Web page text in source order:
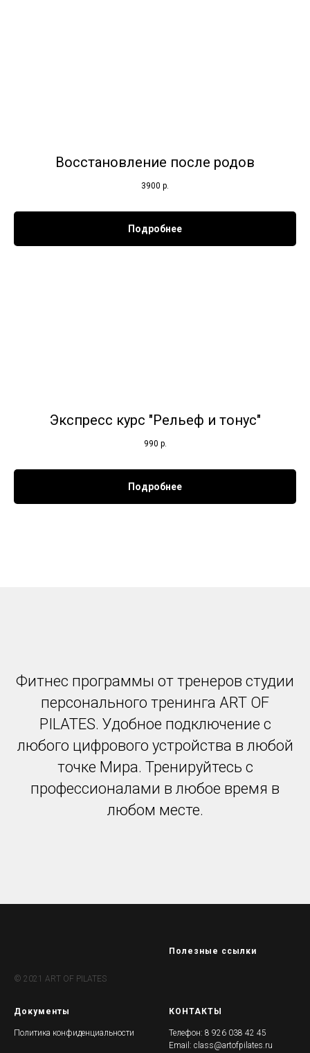
Восстановление после родов
3900 р.
Подробнее
Экспресс курс "Рельеф и тонус"
990 р.
Подробнее
Фитнес программы от тренеров студии
персонального тренинга ART OF
PILATES. Удобное подключение с
любого цифрового устройства в любой
точке Мира. Тренируйтесь с
профессионалами в любое время в
любом месте.
© 2021 ART OF PILATES
Полезные ссылки
Документы
Политика конфиденциальности
КОНТАКТЫ
Телефон: 8 926 038 42 45
Email: class@artofpilates.ru